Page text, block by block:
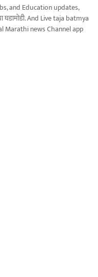
and Education updates,
घडामोडी. And Live taja batmya
Marathi news Channel app